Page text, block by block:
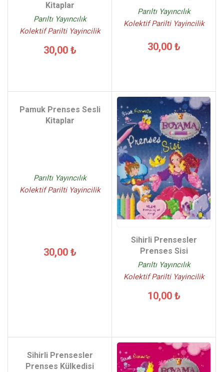
Kitaplar
Parıltı Yayıncılık
Kolektif Parilti Yayincilik
30,00 ₺
Parıltı Yayıncılık
Kolektif Parilti Yayincilik
30,00 ₺
Pamuk Prenses Sesli
Kitaplar
Parıltı Yayıncılık
Kolektif Parilti Yayincilik
30,00 ₺
Sihirli Prensesler
Prenses Sisi
Parıltı Yayıncılık
Kolektif Parilti Yayincilik
10,00 ₺
Sihirli Prensesler
Prenses Külkedisi